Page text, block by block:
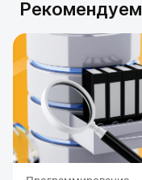
Рекомендуем